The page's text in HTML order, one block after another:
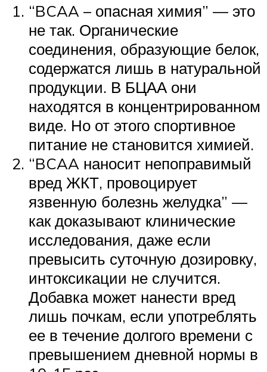
“BCAA – опасная химия” — это
не так. Органические
соединения, образующие белок,
содержатся лишь в натуральной
продукции. В БЦАА они
находятся в концентрированном
виде. Но от этого спортивное
питание не становится химией.
“BCAA наносит непоправимый
вред ЖКТ, провоцирует
язвенную болезнь желудка” —
как доказывают клинические
исследования, даже если
превысить суточную дозировку,
интоксикации не случится.
Добавка может нанести вред
лишь почкам, если употреблять
ее в течение долгого времени с
превышением дневной нормы в